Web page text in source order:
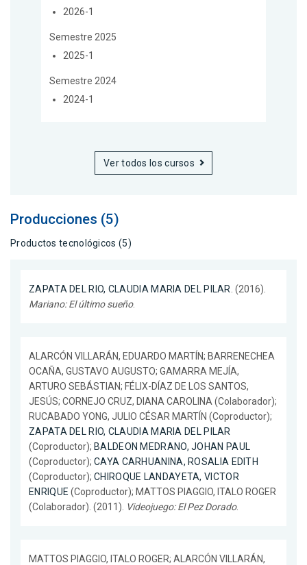
2026-1
Semestre 2025
2025-1
Semestre 2024
2024-1
Ver todos los cursos
Producciones (5)
Productos tecnológicos (5)
ZAPATA DEL RIO, CLAUDIA MARIA DEL PILAR . (2016).
Mariano: El último sueño.
ALARCÓN VILLARÁN, EDUARDO MARTÍN; BARRENECHEA
OCAÑA, GUSTAVO AUGUSTO; GAMARRA MEJÍA,
ARTURO SEBÁSTIAN; FÉLIX-DÍAZ DE LOS SANTOS,
JESÚS; CORNEJO CRUZ, DIANA CAROLINA (Colaborador);
RUCABADO YONG, JULIO CÉSAR MARTÍN (Coproductor);
ZAPATA DEL RIO, CLAUDIA MARIA DEL PILAR
(Coproductor); BALDEON MEDRANO, JOHAN PAUL
(Coproductor); CAYA CARHUANINA, ROSALIA EDITH
(Coproductor); CHIROQUE LANDAYETA, VICTOR
ENRIQUE (Coproductor); MATTOS PIAGGIO, ITALO ROGER
(Colaborador). (2011). Videojuego: El Pez Dorado.
MATTOS PIAGGIO, ITALO ROGER; ALARCÓN VILLARÁN,